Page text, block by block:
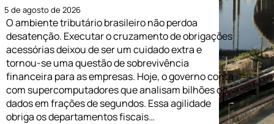
5 de agosto de 2026
O ambiente tributário brasileiro não perdoa
desatenção. Executar o cruzamento de obrigações
acessórias deixou de ser um cuidado extra e
tornou-se uma questão de sobrevivência
financeira para as empresas. Hoje, o governo conta
com supercomputadores que analisam bilhões de
dados em frações de segundos. Essa agilidade
obriga os departamentos fiscais…